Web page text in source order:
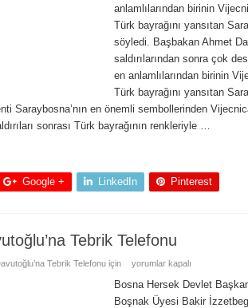
anlamlılarından birinin
Türk bayrağını yansıtan
söyledi. Başbakan Ahmet
saldırılarından sonra çok
en anlamlılarından birinin
Türk bayrağını yansıtan
Saraybosna’nın en önemli sembollerinden
sonrası Türk bayrağının renkleriyle …
Google + LinkedIn Pinterest
Tebrik Telefonu
Tebrik Telefonu için yorumlar kapalı
Bosna Hersek Devlet
Boşnak Üyesi Bakir